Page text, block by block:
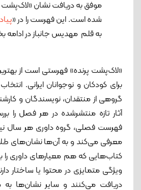
موفق به دریافت نشان «لاک‌پشت
شده است. این فهرست را در «
به قلم مهدیس جانباز در ادامه
«لاک‌پشت پرنده» فهرستی است از
برای کودکان و نوجوانان ایرانی.
گروهی از منتقدان، نویسندگان و
آثار تازه منتشرشده در هر فصل را
فهرست فصلی، گروه داوری هر سال
معرفی می‌کند و به آن‌ها نشان‌های
کتاب‌هایی که هم معیارهای داوری را
دریافت می‌کنند و سایر نشان‌ها